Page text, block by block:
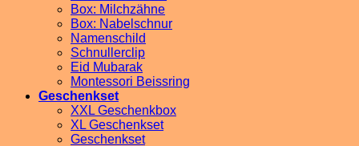
Box: Milchzähne
Box: Nabelschnur
Namenschild
Schnullerclip
Eid Mubarak
Montessori Beissring
Geschenkset
XXL Geschenkbox
XL Geschenkset
Geschenkset